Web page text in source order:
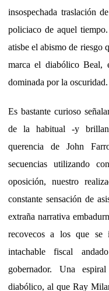
insospechada traslación
policiaco de aquel
atisbe el abismo de riesgo
marca el diabólico Beal,
dominada por la oscuridad.
Es bastante curioso
de la habitual -y
querencia de John
secuencias utilizando
oposición, nuestro
constante sensación de
extraña narrativa
recovecos a los que se
intachable fiscal
gobernador. Una
diabólico, al que Ray